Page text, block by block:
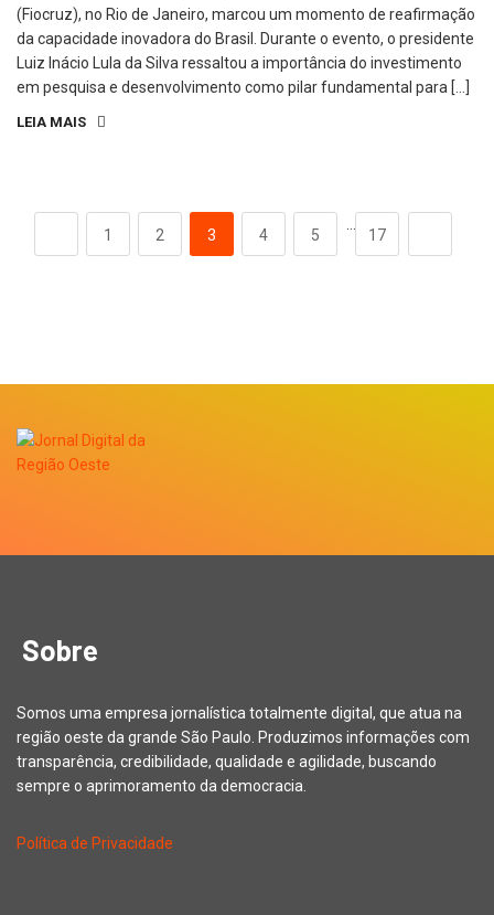
(Fiocruz), no Rio de Janeiro, marcou um momento de reafirmação
da capacidade inovadora do Brasil. Durante o evento, o presidente
Luiz Inácio Lula da Silva ressaltou a importância do investimento
em pesquisa e desenvolvimento como pilar fundamental para […]
LEIA MAIS
1 2 3 4 5 17
Sobre
Somos uma empresa jornalística totalmente digital, que atua na
região oeste da grande São Paulo. Produzimos informações com
transparência, credibilidade, qualidade e agilidade, buscando
sempre o aprimoramento da democracia.
Política de Privacidade